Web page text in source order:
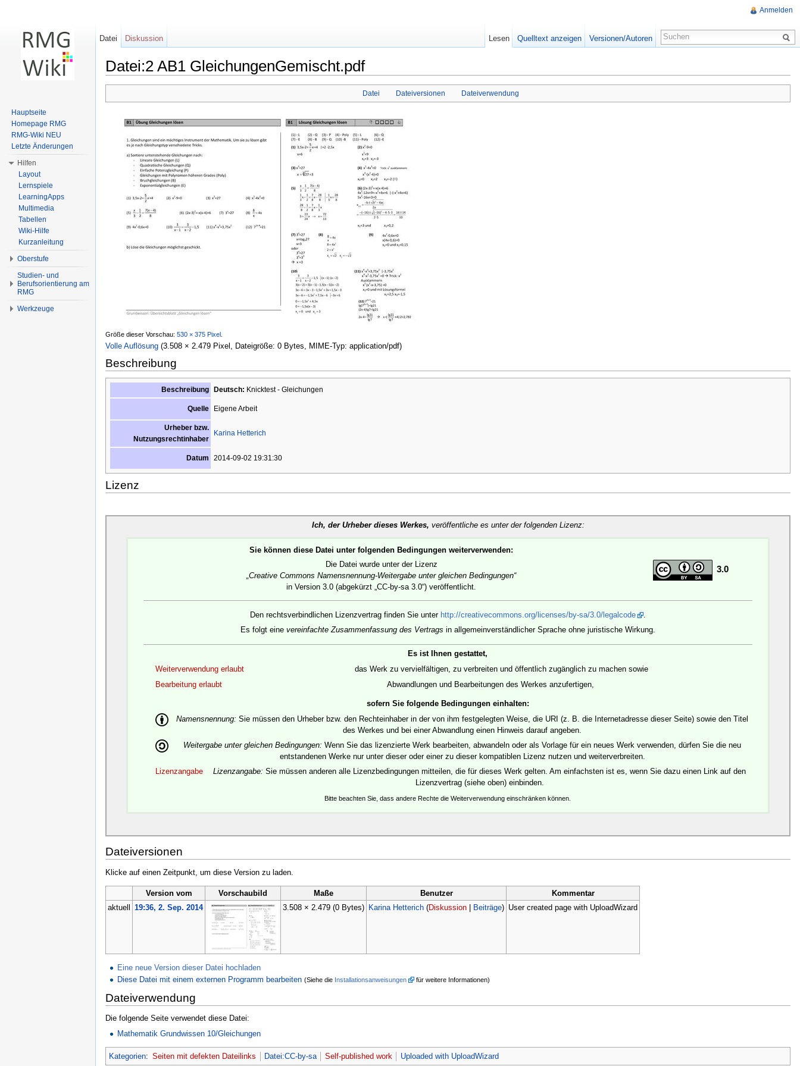
Datei:2 AB1 GleichungenGemischt.pdf
Datei Dateiversionen Dateiverwendung
Größe dieser Vorschau: 530 × 375 Pixel
Volle Auflösung (3.508 × 2.479 Pixel, Dateigröße: 0 Bytes, MIME-Typ: application/pdf)
Beschreibung
Beschreibung Deutsch: Knicktest - Gleichungen
Quelle Eigene Arbeit
Urheber bzw.
Nutzungsrechtinhaber
Karina Hetterich
Datum 2014-09-02 19:31:30
Lizenz
Ich, der Urheber dieses Werkes, veröffentliche es unter der folgenden Lizenz:
Sie können diese Datei unter folgenden Bedingungen weiterverwenden:
Die Datei wurde unter der Lizenz
„Creative Commons Namensnennung-Weitergabe unter gleichen Bedingungen“
in Version 3.0 (abgekürzt „CC-by-sa 3.0“) veröffentlicht.
3.0
Den rechtsverbindlichen Lizenzvertrag finden Sie unter http://creativecommons.org/licenses/by-sa/3.0/legalcode
.
Es folgt eine vereinfachte Zusammenfassung des Vertrags in allgemeinverständlicher Sprache ohne juristische Wirkung.
Es ist Ihnen gestattet,
Weiterverwendung erlaubt
das Werk zu vervielfältigen, zu verbreiten und öffentlich zugänglich zu machen sowie
Bearbeitung erlaubt
Abwandlungen und Bearbeitungen des Werkes anzufertigen,
sofern Sie folgende Bedingungen einhalten:
Namensnennung: Sie müssen den Urheber bzw. den Rechteinhaber in der von ihm festgelegten Weise, die URI (z. B. die Internetadresse dieser Seite) sowie den Titel
des Werkes und bei einer Abwandlung einen Hinweis darauf angeben.
Weitergabe unter gleichen Bedingungen: Wenn Sie das lizenzierte Werk bearbeiten, abwandeln oder als Vorlage für ein neues Werk verwenden, dürfen Sie die neu
entstandenen Werke nur unter dieser oder einer zu dieser kompatiblen Lizenz nutzen und weiterverbreiten.
Lizenzangabe
Lizenzangabe: Sie müssen anderen alle Lizenzbedingungen mitteilen, die für dieses Werk gelten. Am einfachsten ist es, wenn Sie dazu einen Link auf den
Lizenzvertrag (siehe oben) einbinden.
Bitte beachten Sie, dass andere Rechte die Weiterverwendung einschränken können.
Dateiversionen
Klicke auf einen Zeitpunkt, um diese Version zu laden.
Version vom Vorschaubild Maße Benutzer
Kommentar
aktuell
19:36, 2. Sep. 2014 3.508 × 2.479 (0 Bytes) Karina Hetterich (Diskussion| Beiträge) User created page with UploadWizard
Eine neue Version dieser Datei hochladen
Diese Datei mit einem externen Programm bearbeiten (Siehe die Installationsanweisungen für weitere Informationen)
Dateiverwendung
Die folgende Seite verwendet diese Datei:
Mathematik Grundwissen 10/Gleichungen
Kategorien: Seiten mit defekten Dateilinks Datei:CC-by-sa Self-published work Uploaded with UploadWizard
Anmelden
Datei Diskussion Lesen Quelltext anzeigen Versionen/Autoren
Hauptseite
Homepage RMG
RMG-Wiki NEU
Letzte Änderungen
Hilfen
Layout
Lernspiele
LearningApps
Multimedia
Tabellen
Wiki-Hilfe
Kurzanleitung
Oberstufe
Studien- und
Berufsorientierung am
RMG
Werkzeuge